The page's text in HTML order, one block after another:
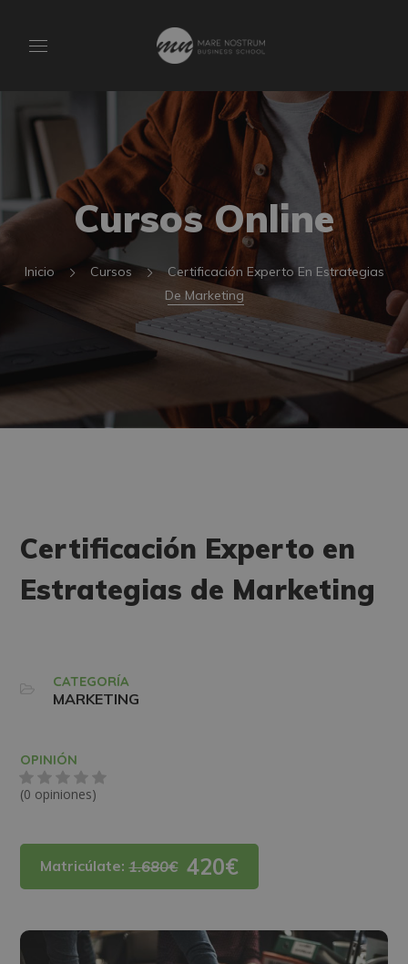
Cursos Online
Inicio Cursos
Certificación Experto En Estrategias
De Marketing
Certificación Experto en
Estrategias de Marketing
CATEGORÍA
MARKETING
OPINIÓN
(0 opiniones)
Matricúlate:1.680€ 420€